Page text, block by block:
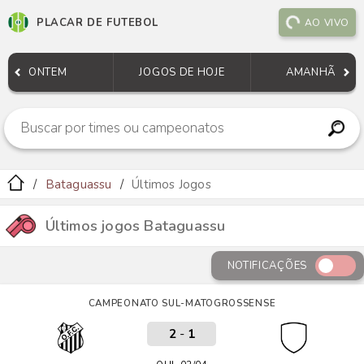
PLACAR DE FUTEBOL AO VIVO
ONTEM JOGOS DE HOJE AMANHÃ
Bataguassu Últimos Jogos
Últimos jogos Bataguassu
NOTIFICAÇÕES
CAMPEONATO SUL-MATOGROSSENSE
2- 1